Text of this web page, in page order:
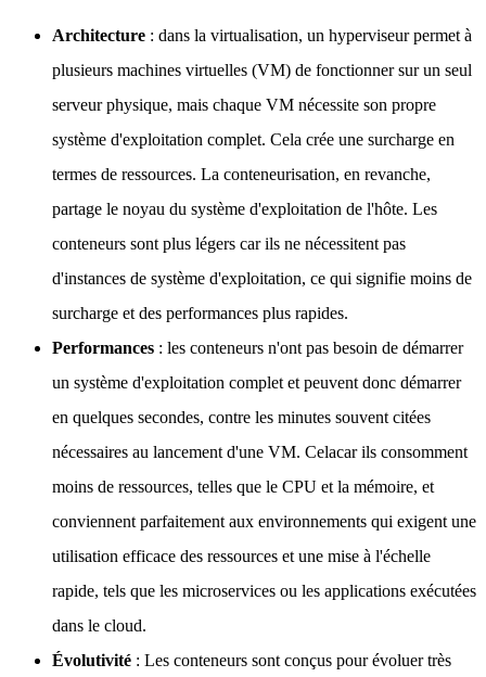
Architecture : dans la virtualisation, un hyperviseur permet à
plusieurs machines virtuelles (VM) de fonctionner sur un seul
serveur physique, mais chaque VM nécessite son propre
système d'exploitation complet. Cela crée une surcharge en
termes de ressources. La conteneurisation, en revanche,
partage le noyau du système d'exploitation de l'hôte. Les
conteneurs sont plus légers car ils ne nécessitent pas
d'instances de système d'exploitation, ce qui signifie moins de
surcharge et des performances plus rapides.
Performances : les conteneurs n'ont pas besoin de démarrer
un système d'exploitation complet et peuvent donc démarrer
en quelques secondes, contre les minutes souvent citées
nécessaires au lancement d'une VM. Celacar ils consomment
moins de ressources, telles que le CPU et la mémoire, et
conviennent parfaitement aux environnements qui exigent une
utilisation efficace des ressources et une mise à l'échelle
rapide, tels que les microservices ou les applications exécutées
dans le cloud.
Évolutivité : Les conteneurs sont conçus pour évoluer très